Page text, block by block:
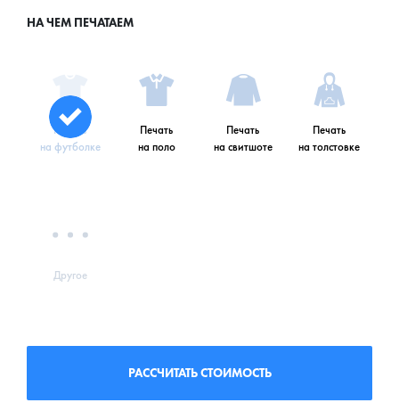
НА ЧЕМ ПЕЧАТАЕМ
Печать
на футболке
Печать
на поло
Печать
на свитшоте
Печать
на толстовке
Другое
РАССЧИТАТЬ СТОИМОСТЬ